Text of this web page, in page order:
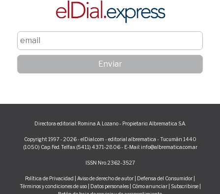
Directora editorial: Romina A. Lozano - Propietario: Albrematica S.A.
Copyright 1997 - 2026 - elDial.com - editorial albrematica - Tucumán 1440
(1050) Cap. Fed. Telfax (5411) 4371-2806 - E-Mail: info@albrematica.com.ar
ISSN Nro. 2362-3527
Política de Privacidad Aviso de derecho de autor Defensa del Consumidor
Términos y condiciones de uso| Datos personales| Cómo anunciar| Subscribirse